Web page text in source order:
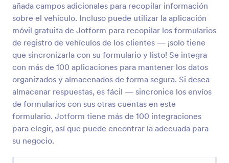
añada campos adicionales para recopilar información
sobre el vehículo. Incluso puede utilizar la aplicación
móvil gratuita de Jotform para recopilar los formularios
de registro de vehículos de los clientes — ¡solo tiene
que sincronizarla con su formulario y listo! Se integra
con más de 100 aplicaciones para mantener los datos
organizados y almacenados de forma segura. Si desea
almacenar respuestas, es fácil — sincronice los envíos
de formularios con sus otras cuentas en este
formulario. Jotform tiene más de 100 integraciones
para elegir, así que puede encontrar la adecuada para
su negocio.
Formulario De Planilla De Inscripción A Club Deportivo
Para inscribir o re-inscribir miembros con sus datos
personales, de contacto, de salud,
profesionales/laborales, información de disciplinas
deportivas y horarios. Esta plantilla viene con una
variedad de widgets para demostrar con este caso
real su uso y funcionamiento, entre ellos: campos
Go to Category:
Formularios de negocio